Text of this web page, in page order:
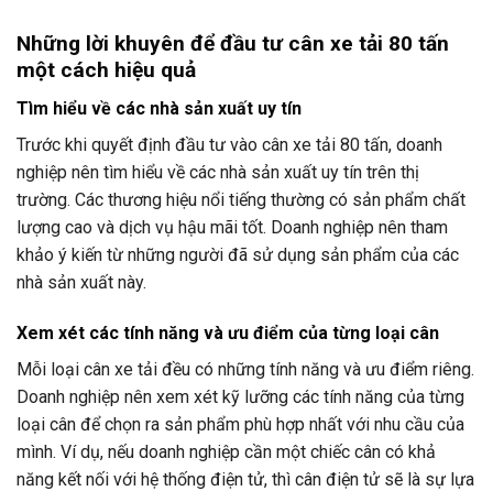
Những lời khuyên để đầu tư cân xe tải 80 tấn
một cách hiệu quả
Tìm hiểu về các nhà sản xuất uy tín
Trước khi quyết định đầu tư vào cân xe tải 80 tấn, doanh
nghiệp nên tìm hiểu về các nhà sản xuất uy tín trên thị
trường. Các thương hiệu nổi tiếng thường có sản phẩm chất
lượng cao và dịch vụ hậu mãi tốt. Doanh nghiệp nên tham
khảo ý kiến từ những người đã sử dụng sản phẩm của các
nhà sản xuất này.
Xem xét các tính năng và ưu điểm của từng loại cân
Mỗi loại cân xe tải đều có những tính năng và ưu điểm riêng.
Doanh nghiệp nên xem xét kỹ lưỡng các tính năng của từng
loại cân để chọn ra sản phẩm phù hợp nhất với nhu cầu của
mình. Ví dụ, nếu doanh nghiệp cần một chiếc cân có khả
năng kết nối với hệ thống điện tử, thì cân điện tử sẽ là sự lựa